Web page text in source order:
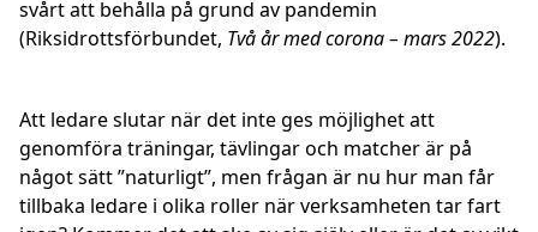
svårt att behålla på grund av pandemin
(Riksidrottsförbundet, Två år med corona – mars 2022).
Att ledare slutar när det inte ges möjlighet att
genomföra träningar, tävlingar och matcher är på
något sätt ”naturligt”, men frågan är nu hur man får
tillbaka ledare i olika roller när verksamheten tar fart